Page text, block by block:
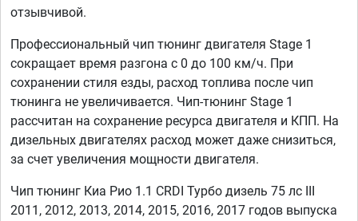
отзывчивой.
Профессиональный чип тюнинг двигателя Stage 1
сокращает время разгона с 0 до 100 км/ч. При
сохранении стиля езды, расход топлива после чип
тюнинга не увеличивается. Чип-тюнинг Stage 1
рассчитан на сохранение ресурса двигателя и КПП. На
дизельных двигателях расход может даже снизиться,
за счет увеличения мощности двигателя.
Чип тюнинг Киа Рио 1.1 CRDI Турбо дизель 75 лс III
2011, 2012, 2013, 2014, 2015, 2016, 2017 годов выпуска